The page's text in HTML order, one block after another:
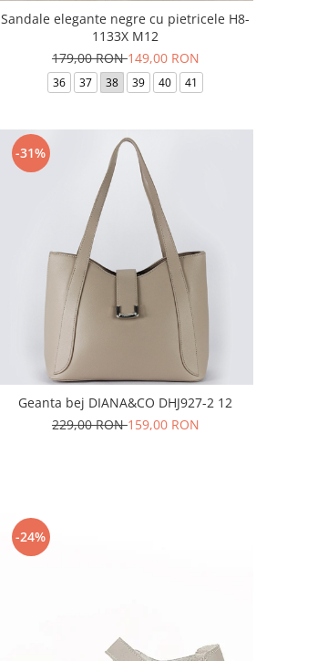
Sandale elegante negre cu pietricele H8-
1133X M12
179,00 RON149,00 RON
36 37 38 39 40 41
-31%
Geanta bej DIANA&CO DHJ927-2 12
229,00 RON159,00 RON
-24%